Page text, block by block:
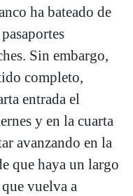
ha bateado de
Sin embargo,
completo,
entrada el
y en la cuarta
avanzando en la
que haya un largo
vuelva a